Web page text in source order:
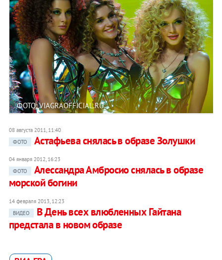
ФОТО: VIAGRAOFFICIAL.RU
08 августа 2011, 11:40
ФОТО
Астафьева снялась в образе Золушки
04 января 2012, 16:23
ФОТО
Алессандра Амбросио снялась в образе
морской богини
14 февраля 2013, 12:23
ВИДЕО
В День всех влюбленных Гайтана
предстала в новом образе